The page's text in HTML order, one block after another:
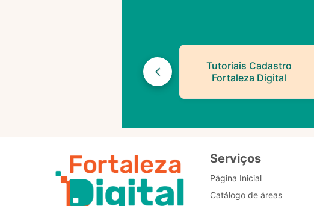
Tutoriais Cadastro
Fortaleza Digital
Serviços
Página Inicial
Catálogo de áreas